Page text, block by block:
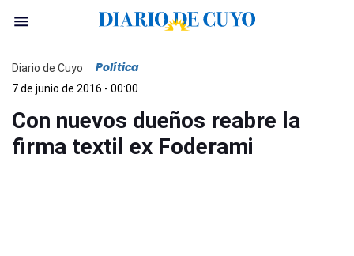
Diario de Cuyo Política
7 de junio de 2016 - 00:00
Con nuevos dueños reabre la
firma textil ex Foderami